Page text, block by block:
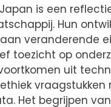
Japan is een
Hun
veranderende
toezicht op
uit
Het begrijpen